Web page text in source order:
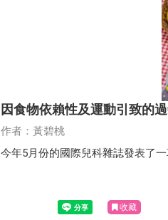
因食物依賴性及運動引致的
作者：黃碧桃
今年5月份的國際兒科雜誌發表了
收藏